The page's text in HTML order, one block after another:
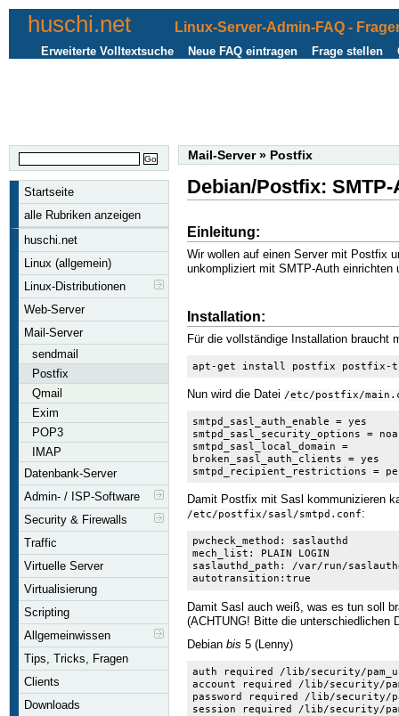
huschi.net Linux-Server-Admin-FAQ -
Frage stellen
Neue FAQ eintragen
Erweiterte Volltextsuche
Startseite
alle Rubriken anzeigen
huschi.net
Linux (allgemein)
Linux-Distributionen
Web-Server
Mail-Server
sendmail
Postfix
Qmail
Exim
POP3
IMAP
Datenbank-Server
Admin- / ISP-Software
Security & Firewalls
Traffic
Virtuelle Server
Virtualisierung
Scripting
Allgemeinwissen
Tips, Tricks, Fragen
Clients
Downloads
Mail-Server» Postfix
Debian/Postfix:
Einleitung:
Wir wollen auf einen Server mit Postfix
unkompliziert mit SMTP-Auth einrichten
Installation:
Für die vollständige Installation braucht
apt-get install postfix postfix-
Nun wird die Datei /etc/postfix/
smtpd_sasl_auth_enable = yes
smtpd_sasl_security_options =
smtpd_sasl_local_domain =
broken_sasl_auth_clients = yes
smtpd_recipient_restrictions =
Damit Postfix mit Sasl kommunizieren
/etc/postfix/sasl/smtpd.conf:
pwcheck_method: saslauthd
mech_list: PLAIN LOGIN
saslauthd_path: /var/run/
autotransition:true
Damit Sasl auch weiß, was es tun soll
(ACHTUNG! Bitte die unterschiedlichen
Debian bis 5 (Lenny)
auth required /lib/security/
account required /lib/security/
password required /lib/security/
session required /lib/security/